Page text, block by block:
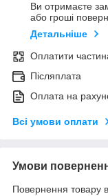
Ви отримаєте
або гроші
Детальніше
Оплатити
Післяплата
Оплата на
Всі умови оплати
Умови
Повернення товару